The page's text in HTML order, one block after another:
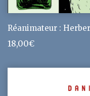
Réanimateur :
18,00€